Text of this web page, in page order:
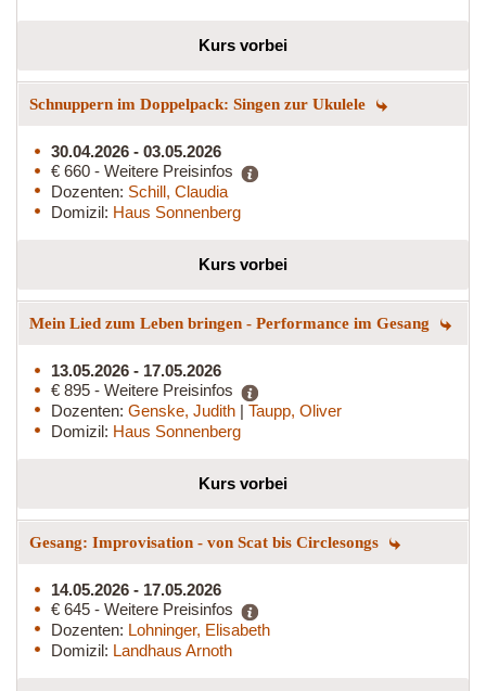
Kurs vorbei
Schnuppern im Doppelpack: Singen zur Ukulele
30.04.2026 - 03.05.2026
€ 660 - Weitere Preisinfos
Dozenten: Schill, Claudia
Domizil: Haus Sonnenberg
Kurs vorbei
Mein Lied zum Leben bringen - Performance im Gesang
13.05.2026 - 17.05.2026
€ 895 - Weitere Preisinfos
Dozenten: Genske, Judith | Taupp, Oliver
Domizil: Haus Sonnenberg
Kurs vorbei
Gesang: Improvisation - von Scat bis Circlesongs
14.05.2026 - 17.05.2026
€ 645 - Weitere Preisinfos
Dozenten: Lohninger, Elisabeth
Domizil: Landhaus Arnoth